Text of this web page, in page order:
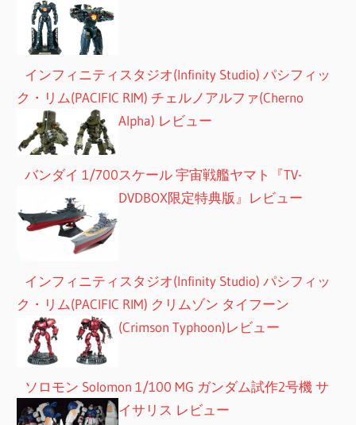
インフィニティスタジオ(Infinity Studio) パシフィッ
ク・リム(PACIFIC RIM) チェルノアルファ(Cherno
Alpha) レビュー
バンダイ 1/700スケール 宇宙戦艦ヤマト『TV-
DVDBOX限定特典版』レビュー
インフィニティスタジオ(Infinity Studio) パシフィッ
ク・リム(PACIFIC RIM) クリムゾン タイフーン
(Crimson Typhoon)レビュー
ソロモン Solomon 1/100 MG ガンダム試作2号機 サ
イサリス レビュー